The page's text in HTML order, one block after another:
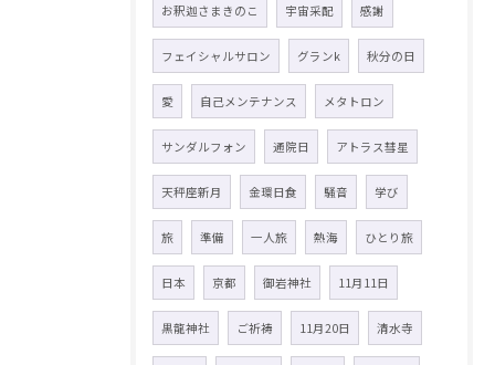
お釈迦さまきのこ 宇宙采配 感謝
フェイシャルサロン グランk 秋分の日
愛 自己メンテナンス メタトロン
サンダルフォン 通院日 アトラス彗星
天秤座新月 金環日食 騒音 学び
旅 準備 一人旅 熱海 ひとり旅
日本 京都 御岩神社 11月11日
黒龍神社 ご祈祷 11月20日 清水寺